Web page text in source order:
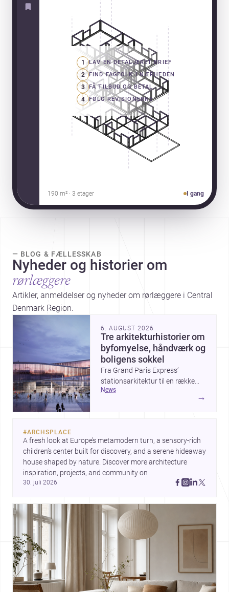
1 LAV EN DETALJERET BRIEF
2 FIND FAGFOLK I NÆRHEDEN
3 FÅ TILBUD OG BETAL
4 FØLG REVISIONERNE
190 m² · 3 etager I gang
— BLOG & FÆLLESSKAB
Nyheder og historier om
rørlæggere
Artikler, anmeldelser og nyheder om rørlæggere i Central
Denmark Region.
6. AUGUST 2026
Tre arkitekturhistorier om
byfornyelse, håndværk og
boligens sokkel
Fra Grand Paris Express’
stationsarkitektur til en række
projekter, der undersøger
Samtidig peger The Plinth House
/ Cambra Buró på, hvordan et
klart greb om fundament,
proportion og materialitet kan
give et hjem stærk karakter.
news
→
#ARCHSPLACE
A fresh look at Europe’s metamodern turn, a sensory-rich
children’s center built for discovery, and a serene hideaway
house shaped by nature. Discover more architecture
30. juli 2026